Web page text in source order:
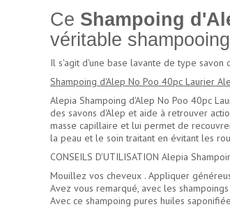
Ce Shampoing
véritable
Il s'agit d'une base lavante de type
Shampoing d'Alep No Poo 40pc Laurier
Alepia Shampoing d'Alep No Poo 40pc
des savons d'Alep et aide à retrouver
masse capillaire et lui permet de
la peau et le soin traitant en évitant les
CONSEILS D'UTILISATION Alepia
Mouillez vos cheveux . Appliquer
Avez vous remarqué, avec les
Avec ce shampoing pures huiles